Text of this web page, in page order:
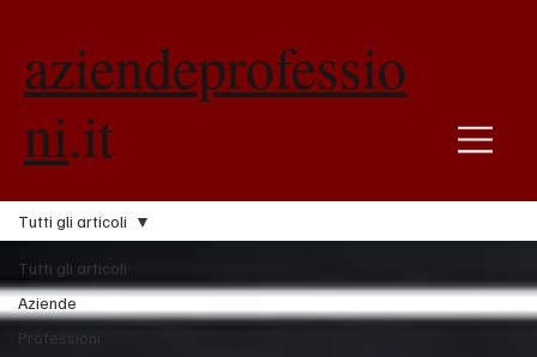
aziendeprofessio
ni.it
Tutti gli articoli
Aziende
Professioni
Tutti gli articoli